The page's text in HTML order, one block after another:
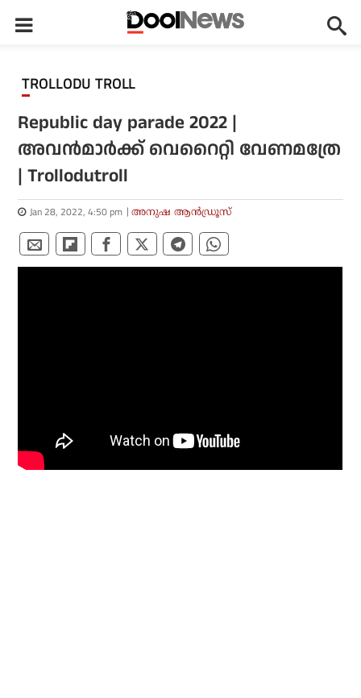
TROLLODU TROLL
Republic day parade 2022 |
അവന്‍മാര്‍ക്ക് വെറൈറ്റി വേണമത്രേ
| Trollodutroll
Jan 28, 2022, 4:50 pm അനുഷ ആന്‍ഡ്രൂസ്